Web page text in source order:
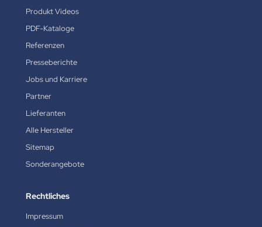
Produkt Videos
PDF-Kataloge
Referenzen
Presseberichte
Jobs und Karriere
Partner
Lieferanten
Alle Hersteller
Sitemap
Sonderangebote
Rechtliches
Impressum